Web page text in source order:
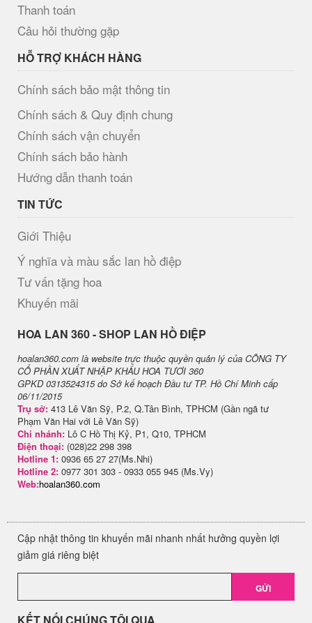
Thanh toán
Câu hỏi thường gặp
HỖ TRỢ KHÁCH HÀNG
Chính sách bảo mật thông tin
Chính sách & Quy định chung
Chính sách vận chuyển
Chính sách bảo hành
Hướng dẫn thanh toán
TIN TỨC
Giới Thiệu
Ý nghĩa và màu sắc lan hồ điệp
Tư vấn tặng hoa
Khuyến mãi
H​OA LAN 360 - SHOP LAN HỒ ĐIỆP
hoalan360.com là website trực thuộc quyền quản lý của CÔNG TY
CỔ PHẦN XUẤT NHẬP KHẨU HOA TƯƠI 360
GPKD 0313524315 do Sở kế hoạch Đầu tư TP. Hồ Chí Minh cấp
06/11/2015
Trụ sở: 413 Lê Văn Sỹ, P.2, Q.Tân Bình, TPHCM (Gần ngã tư
Phạm Văn Hai với Lê Văn Sỹ)
Chi nhánh: Lô C Hồ Thị Kỷ, P1, Q10, TPHCM
Điện thoại: (028)22 298 398
Hotline 1: 0936 65 27 27(Ms.Nhi)
Hotline 2: 0977 301 303 - 0933 055 945 (Ms.Vy)
Web:hoalan360.com
Cập nhật thông tin khuyến mãi nhanh nhất hưởng quyền lợi
giảm giá riêng biệt
GỬI